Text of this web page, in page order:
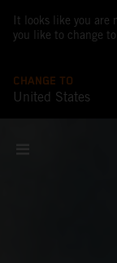
It looks like you are
you like to change
CHANGE TO
United States